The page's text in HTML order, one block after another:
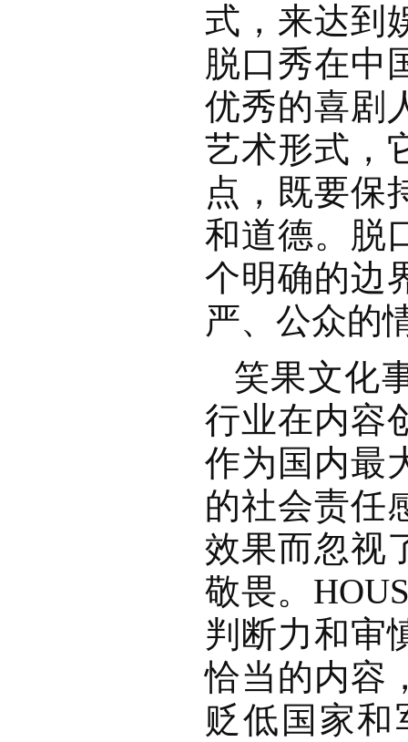
式，来达到
脱口秀在中
优秀的喜剧
艺术形式，
点，既要保
和道德。脱
个明确的边
严、公众的
笑果文化
行业在内容
作为国内最
的社会责任
效果而忽视
敬畏。
判断力和审
恰当的内容
贬低国家